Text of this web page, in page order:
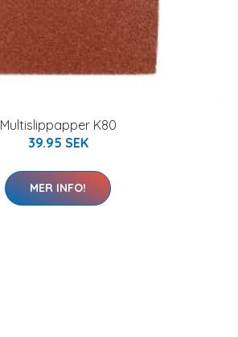
Multislippapper K80
39.95 SEK
MER INFO!